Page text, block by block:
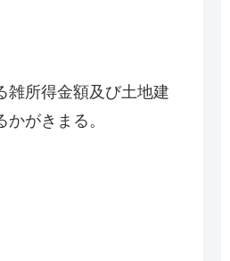
雑所得金額及び土地建
がきまる。